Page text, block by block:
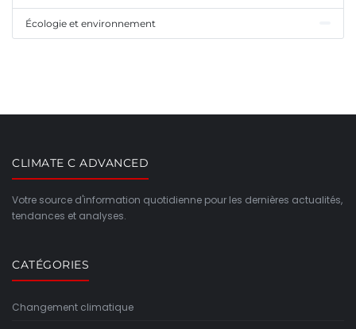
Écologie et environnement
CLIMATE C ADVANCED
Votre source d'information quotidienne pour les dernières actualités,
tendances et analyses.
CATÉGORIES
Changement climatique